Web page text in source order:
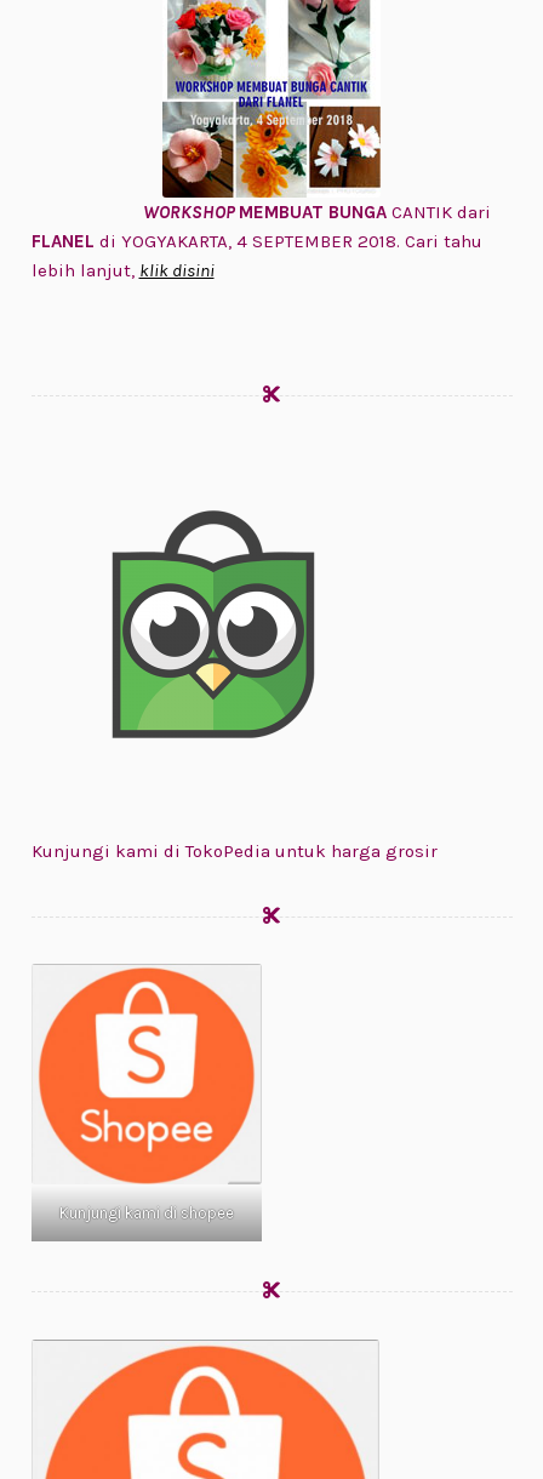
WORKSHOP MEMBUAT BUNGACANTIK dari
FLANEL di YOGYAKARTA, 4 SEPTEMBER 2018. Cari tahu
lebih lanjut, klik disini
Kunjungi kami di TokoPedia untuk harga grosir
Kunjungi kami di shopee